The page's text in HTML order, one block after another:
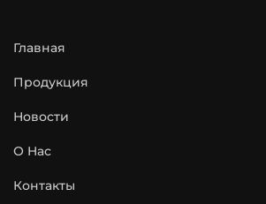
Главная
Продукция
Новости
О Hас
Контакты